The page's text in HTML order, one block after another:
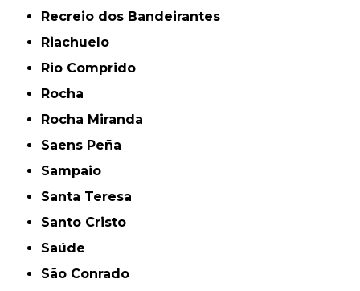
Recreio dos Bandeirantes
Riachuelo
Rio Comprido
Rocha
Rocha Miranda
Saens Peña
Sampaio
Santa Teresa
Santo Cristo
Saúde
São Conrado